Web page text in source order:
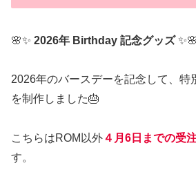
🌸✨ 2026年 Birthday 記念グッズ✨🌸
2026年のバースデーを記念して、特
を制作しました🎂
こちらはROM以外４月6日までの受
す。